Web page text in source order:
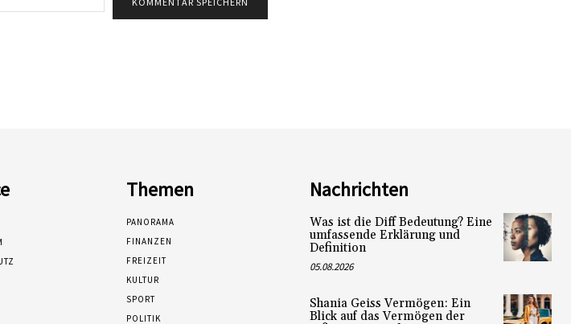
Mail:*
Themen
PANORAMA
FINANZEN
FREIZEIT
KULTUR
SPORT
POLITIK
Nachrichten
Was ist die Diff Bedeutung? Eine
umfassende Erklärung und
Definition
05.08.2026
Shania Geiss Vermögen: Ein
Blick auf das Vermögen der